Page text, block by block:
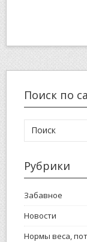
Поиск по
Рубрики
Забавное
Новости
Нормы веса,